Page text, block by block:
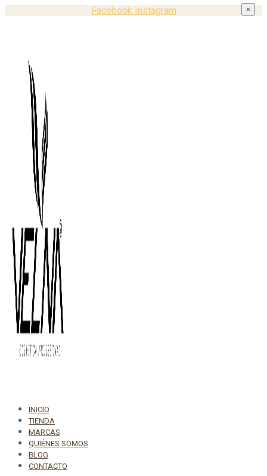
Facebook Instagram
INICIO
TIENDA
MARCAS
QUIÉNES SOMOS
BLOG
CONTACTO
×